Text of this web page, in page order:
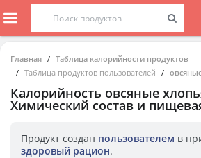
Главная
Таблица калорийности продуктов
Таблица продуктов пользователей
Калорийность овсяные
Химический состав и
Продукт создан пользователем в
здоровый рацион.